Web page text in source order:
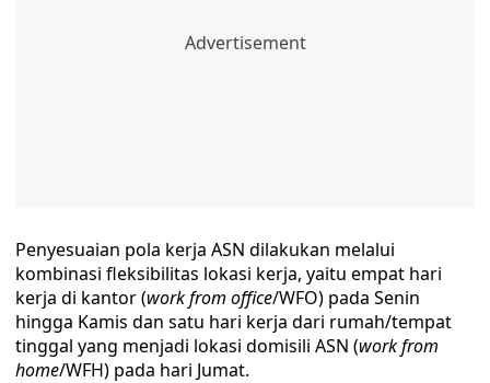
Penyesuaian pola kerja ASN dilakukan melalui
kombinasi fleksibilitas lokasi kerja, yaitu empat hari
kerja di kantor (work from office/WFO) pada Senin
hingga Kamis dan satu hari kerja dari rumah/tempat
tinggal yang menjadi lokasi domisili ASN (work from
home/WFH) pada hari Jumat.